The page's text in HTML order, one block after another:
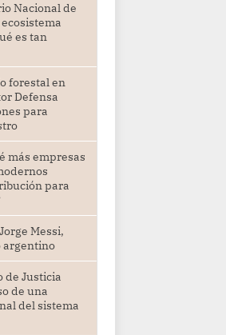
Nacional de
es tan
forestal en
Defensa
para
más empresas
para
Messi,
argentino
Justicia
de una
del sistema